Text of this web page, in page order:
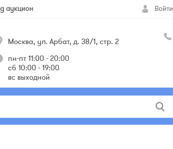
аукцион Войти
Москва, ул. Арбат, д. 38/1, стр. 2
пн-пт 11:00 - 20:00
сб 10:00 - 19:00
вс выходной